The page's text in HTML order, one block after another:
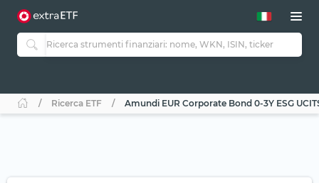
Ricerca ETF Amundi EUR Corporate Bond 0-3Y ESG